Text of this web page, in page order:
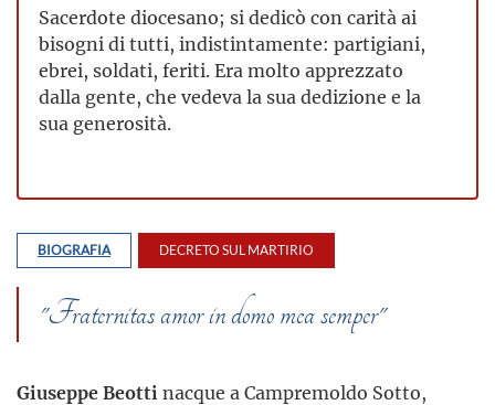
Sacerdote diocesano; si dedicò con carità ai
bisogni di tutti, indistintamente: partigiani,
ebrei, soldati, feriti. Era molto apprezzato
dalla gente, che vedeva la sua dedizione e la
sua generosità.
BIOGRAFIA DECRETO SUL MARTIRIO
"Fraternitas amor in domo mea semper"
Giuseppe Beotti nacque a Campremoldo Sotto,